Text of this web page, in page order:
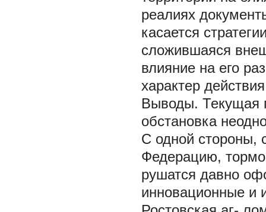
реалиях
касается
сложившаяся
влияние на его
характер
Выводы. Текущая
обстановка
С одной стороны,
Федерацию,
рушатся давно
инновационные и